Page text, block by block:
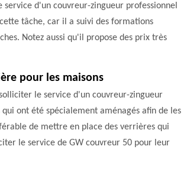
d'un couvreur-zingueur professionnel
tâche, car il a suivi des formations
Notez aussi qu'il propose des prix très
pour les maisons
le service d'un couvreur-zingueur
ont été spécialement aménagés afin de les
de mettre en place des verrières qui
le service de GW couvreur 50 pour leur